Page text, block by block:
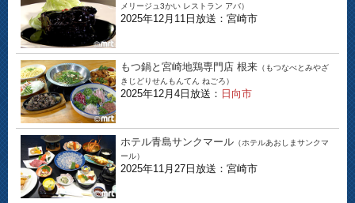
メリージュ3かい レストラン アバ）
2025年12月11日放送：宮崎市
もつ鍋と宮崎地鶏専門店 根来 （もつなべとみやざ
きじどりせんもんてん ねごろ）
2025年12月4日放送： 日向市
ホテル青島サンクマール （ホテルあおしまサンクマ
ール）
2025年11月27日放送：宮崎市